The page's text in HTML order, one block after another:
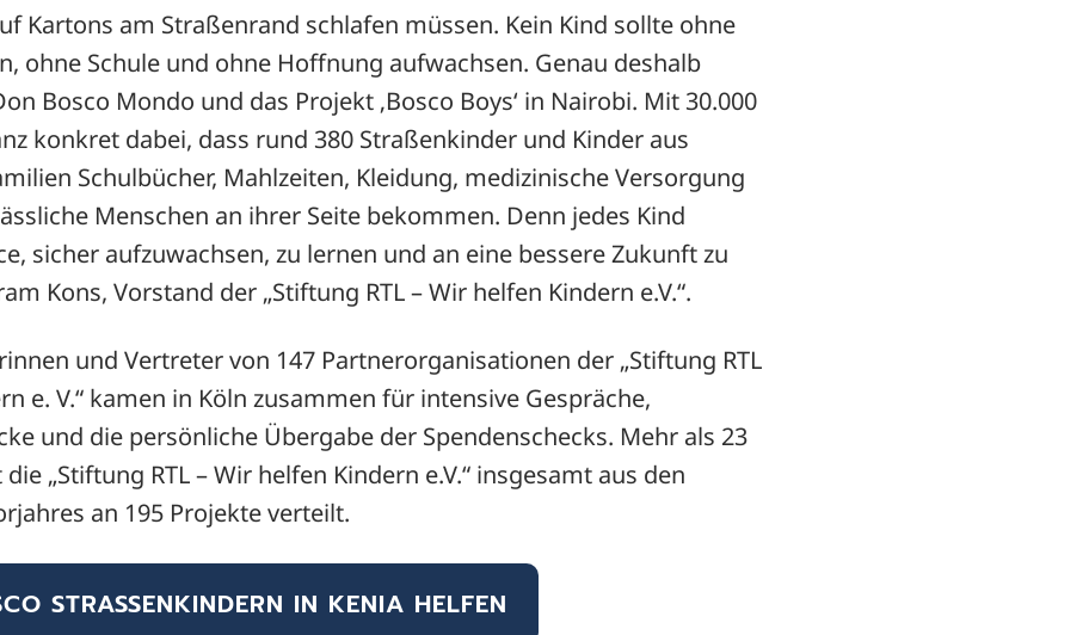
Kartons am Straßenrand schlafen müssen. Kein Kind sollte ohne
ohne Schule und ohne Hoffnung aufwachsen. Genau deshalb
Bosco Mondo und das Projekt ‚Bosco Boys‘ in Nairobi. Mit 30.000
konkret dabei, dass rund 380 Straßenkinder und Kinder aus
Schulbücher, Mahlzeiten, Kleidung, medizinische Versorgung
Menschen an ihrer Seite bekommen. Denn jedes Kind
sicher aufzuwachsen, zu lernen und an eine bessere Zukunft zu
Kons, Vorstand der „Stiftung RTL – Wir helfen Kindern e.V.“.
und Vertreter von 147 Partnerorganisationen der „Stiftung RTL
e. V.“ kamen in Köln zusammen für intensive Gespräche,
und die persönliche Übergabe der Spendenschecks. Mehr als 23
„Stiftung RTL – Wir helfen Kindern e.V.“ insgesamt aus den
an 195 Projekte verteilt.
STRASSENKINDERN IN KENIA HELFEN